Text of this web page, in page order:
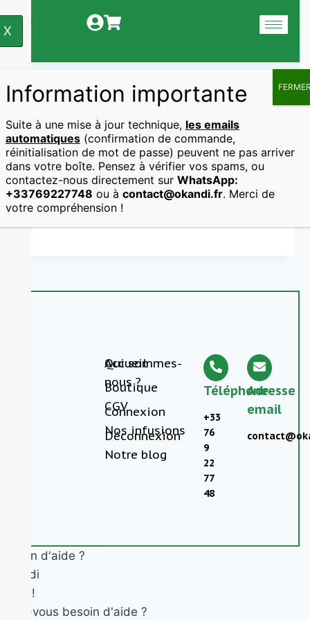
X
Le Vrac
Accueil
Boutique
Connexion
Déconnexion
Qui sommes-
nous ?
CGV
Nos infusions
Notre blog
Téléphone
+33
76
9
22
77
48
Adresse
email
Information importante
Suite à une mise à jour technique, les emails
automatiques(confirmation de commande,
réinitialisation de mot de passe) peuvent ne pas arriver
dans votre boîte. Pensez à vérifier vos spams, ou
contactez-nous directement sur WhatsApp:
+33769227748 ou à contact@okandi.fr. Merci de
votre compréhension !
Besoin d'aide ?
Okandi
Salut !
Avez-vous besoin d'aide ?